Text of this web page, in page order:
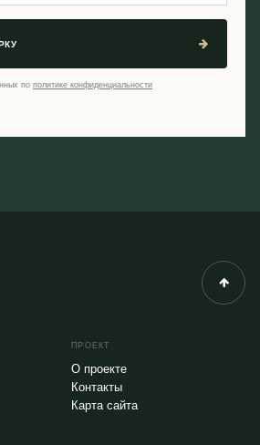
по политике конфиденциальности
ПРОЕКТ
О проекте
Контакты
Карта сайта